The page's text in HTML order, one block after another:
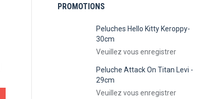
PROMOTIONS
Peluches Hello Kitty Keroppy-
30cm
Veuillez vous enregistrer
Peluche Attack On Titan Levi -
29cm
Veuillez vous enregistrer